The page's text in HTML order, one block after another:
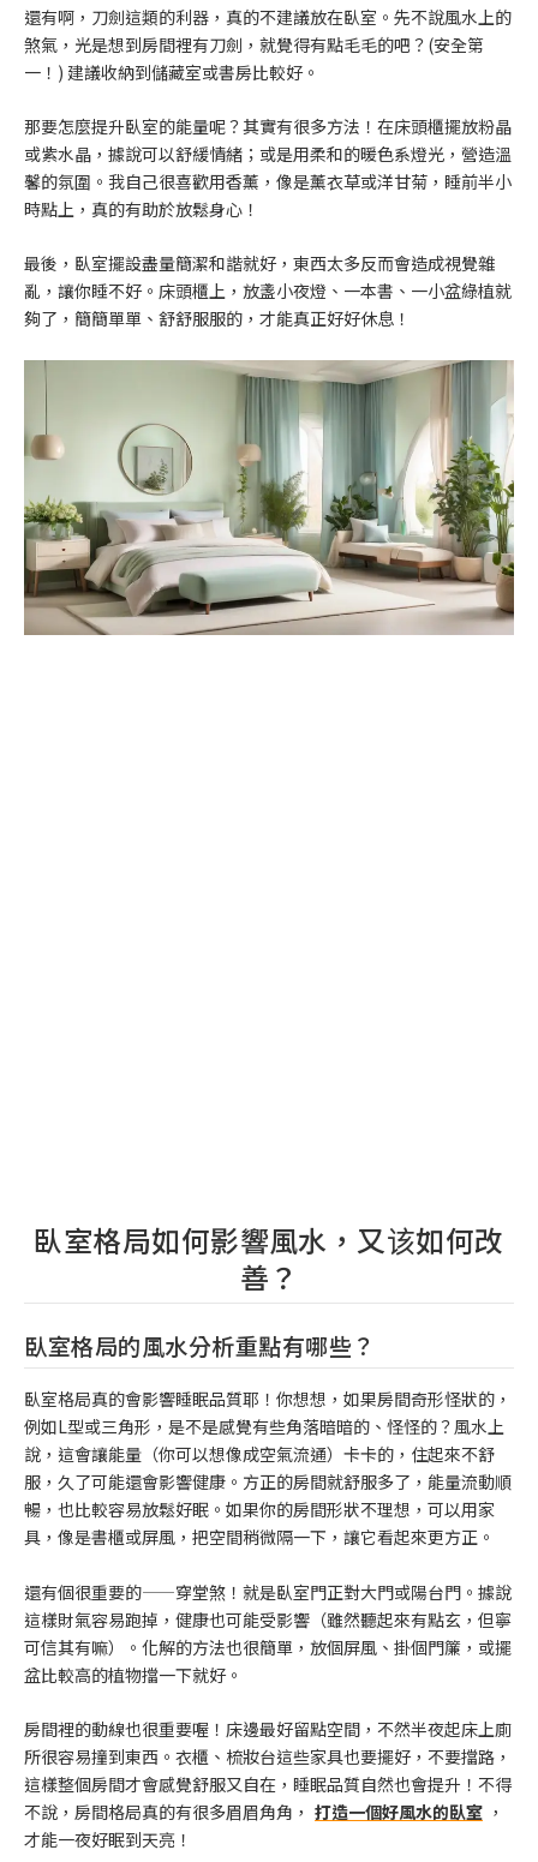
還有啊，刀劍這類的利器，真的不建議放在臥室。先不說風水上的
煞氣，光是想到房間裡有刀劍，就覺得有點毛毛的吧？(安全第
一！) 建議收納到儲藏室或書房比較好。
那要怎麼提升臥室的能量呢？其實有很多方法！在床頭櫃擺放粉晶
或紫水晶，據說可以舒緩情緒；或是用柔和的暖色系燈光，營造溫
馨的氛圍。我自己很喜歡用香薰，像是薰衣草或洋甘菊，睡前半小
時點上，真的有助於放鬆身心！
最後，臥室擺設盡量簡潔和諧就好，東西太多反而會造成視覺雜
亂，讓你睡不好。床頭櫃上，放盞小夜燈、一本書、一小盆綠植就
夠了，簡簡單單、舒舒服服的，才能真正好好休息！
臥室格局如何影響風水，又该如何改
善？
臥室格局的風水分析重點有哪些？
臥室格局真的會影響睡眠品質耶！你想想，如果房間奇形怪狀的，
例如L型或三角形，是不是感覺有些角落暗暗的、怪怪的？風水上
說，這會讓能量（你可以想像成空氣流通）卡卡的，住起來不舒
服，久了可能還會影響健康。方正的房間就舒服多了，能量流動順
暢，也比較容易放鬆好眠。如果你的房間形狀不理想，可以用家
具，像是書櫃或屏風，把空間稍微隔一下，讓它看起來更方正。
還有個很重要的——穿堂煞！就是臥室門正對大門或陽台門。據說
這樣財氣容易跑掉，健康也可能受影響（雖然聽起來有點玄，但寧
可信其有嘛）。化解的方法也很簡單，放個屏風、掛個門簾，或擺
盆比較高的植物擋一下就好。
房間裡的動線也很重要喔！床邊最好留點空間，不然半夜起床上廁
所很容易撞到東西。衣櫃、梳妝台這些家具也要擺好，不要擋路，
這樣整個房間才會感覺舒服又自在，睡眠品質自然也會提升！不得
不說，房間格局真的有很多眉眉角角， 打造一個好風水的臥室 ，
才能一夜好眠到天亮！